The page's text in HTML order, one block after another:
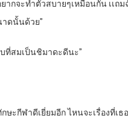
ากจะทําตัวสบายๆเหมือนกัน​ เเถ
ดนั้นด้วย”
ที่สมเป็นชิมาดะดีนะ”
กษะกีฬาดีเยี่ยมอีก​ ไหนจะเรื่องที่เ